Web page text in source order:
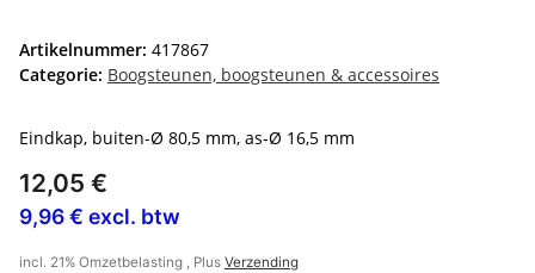
Artikelnummer: 417867
Categorie: Boogsteunen, boogsteunen & accessoires
Eindkap, buiten-Ø 80,5 mm, as-Ø 16,5 mm
12,05 €
9,96 € excl. btw
incl. 21% Omzetbelasting , Plus Verzending